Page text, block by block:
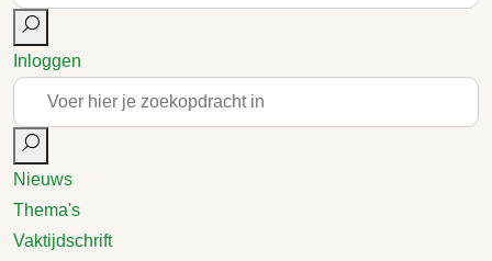
Inloggen
Nieuws
Thema's
Vaktijdschrift